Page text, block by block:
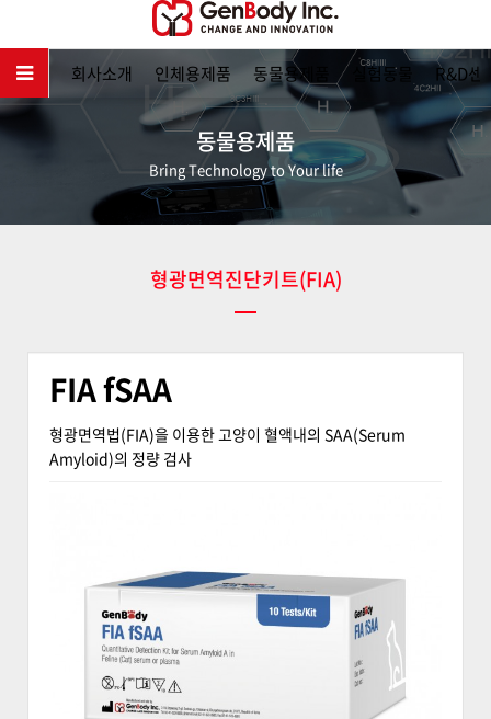
메인
회사소개 인체용제품 동물용제품 실험동물 R&D센
동물용제품
Bring Technology to Your life
형광면역진단키트(FIA)
FIA fSAA
형광면역법(FIA)을 이용한 고양이 혈액내의 SAA(Serum
Amyloid)의 정량 검사